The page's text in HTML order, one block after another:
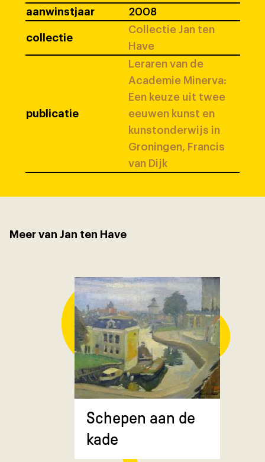
aanwinstjaar
2008
collectie
Collectie Jan ten
Have
publicatie
Leraren van de
Academie Minerva:
Een keuze uit twee
eeuwen kunst en
kunstonderwijs in
Groningen, Francis
van Dijk
Meer van Jan ten Have
Schepen aan de
kade